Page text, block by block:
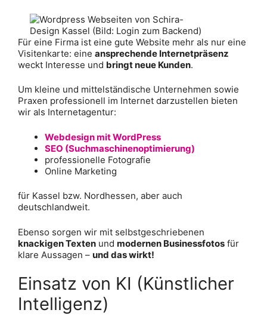
Für eine Firma ist eine gute Website mehr als nur eine
Visitenkarte: eine ansprechende Internetpräsenz
weckt Interesse und bringt neue Kunden.
Um kleine und mittelständische Unternehmen sowie
Praxen professionell im Internet darzustellen bieten
wir als Internetagentur:
Webdesign mit WordPress
SEO (Such­ma­schinen­opti­mierung)
professionelle Fotografie
Online Marketing
für Kassel bzw. Nordhessen, aber auch
deutschlandweit.
Ebenso sorgen wir mit selbstgeschriebenen
knackigen Texten und modernen Businessfotos für
klare Aussagen – und das wirkt!
Einsatz von KI (Künstlicher
Intelligenz)